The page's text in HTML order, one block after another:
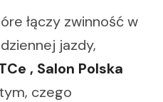
łączy zwinność w
jazdy,
, Salon Polska
czego